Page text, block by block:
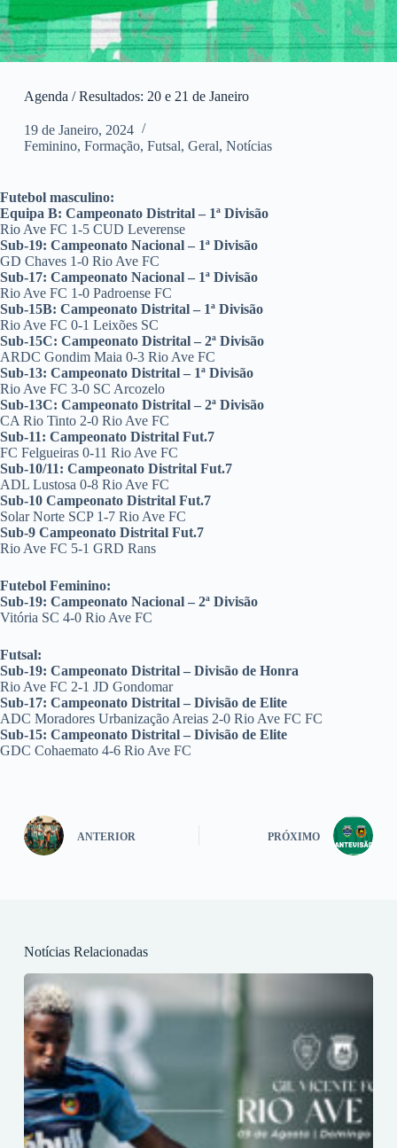
Agenda / Resultados: 20 e 21 de Janeiro
19 de Janeiro, 2024
Feminino, Formação, Futsal, Geral, Notícias
Futebol masculino:
Equipa B: Campeonato Distrital – 1ª Divisão
Rio Ave FC 1-5 CUD Leverense
Sub-19: Campeonato Nacional – 1ª Divisão
GD Chaves 1-0 Rio Ave FC
Sub-17: Campeonato Nacional – 1ª Divisão
Rio Ave FC 1-0 Padroense FC
Sub-15B: Campeonato Distrital – 1ª Divisão
Rio Ave FC 0-1 Leixões SC
Sub-15C: Campeonato Distrital – 2ª Divisão
ARDC Gondim Maia 0-3 Rio Ave FC
Sub-13: Campeonato Distrital – 1ª Divisão
Rio Ave FC 3-0 SC Arcozelo
Sub-13C: Campeonato Distrital – 2ª Divisão
CA Rio Tinto 2-0 Rio Ave FC
Sub-11: Campeonato Distrital Fut.7
FC Felgueiras 0-11 Rio Ave FC
Sub-10/11: Campeonato Distrital Fut.7
ADL Lustosa 0-8 Rio Ave FC
Sub-10 Campeonato Distrital Fut.7
Solar Norte SCP 1-7 Rio Ave FC
Sub-9 Campeonato Distrital Fut.7
Rio Ave FC 5-1 GRD Rans
Futebol Feminino:
Sub-19: Campeonato Nacional – 2ª Divisão
Vitória SC 4-0 Rio Ave FC
Futsal:
Sub-19: Campeonato Distrital – Divisão de Honra
Rio Ave FC 2-1 JD Gondomar
Sub-17: Campeonato Distrital – Divisão de Elite
ADC Moradores Urbanização Areias 2-0 Rio Ave FC FC
Sub-15: Campeonato Distrital – Divisão de Elite
GDC Cohaemato 4-6 Rio Ave FC
ANTERIOR PRÓXIMO
Notícias Relacionadas